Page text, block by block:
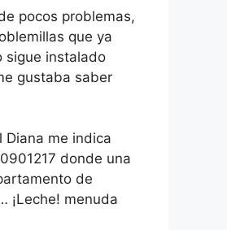
pocos problemas,
que ya
sigue instalado
gustaba saber
me indica
donde una
de
¡Leche! menuda